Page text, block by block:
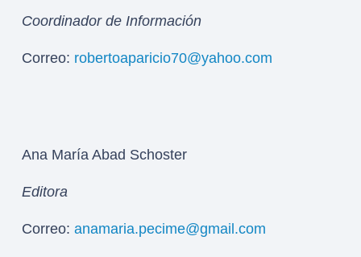
Coordinador de Información
Correo: robertoaparicio70@yahoo.com
Ana María Abad Schoster
Editora
Correo: anamaria.pecime@gmail.com